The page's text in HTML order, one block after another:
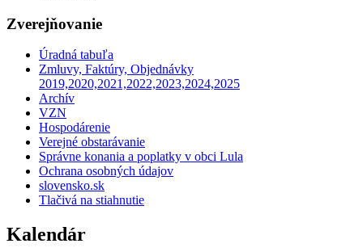
Zverejňovanie
Úradná tabuľa
Zmluvy, Faktúry, Objednávky
2019,2020,2021,2022,2023,2024,2025
Archív
VZN
Hospodárenie
Verejné obstarávanie
Správne konania a poplatky v obci Lula
Ochrana osobných údajov
slovensko.sk
Tlačivá na stiahnutie
Kalendár